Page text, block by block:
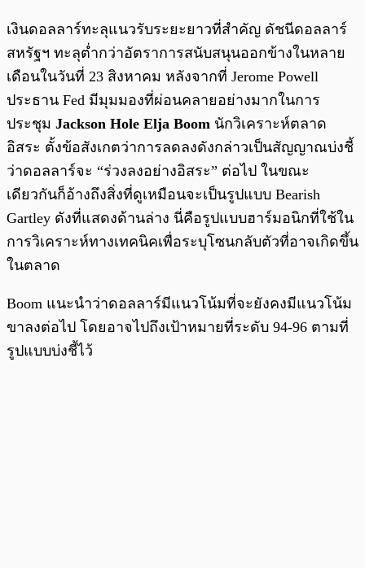
เงินดอลลาร์ทะลุแนวรับระยะยาวที่สำคัญ ดัชนีดอลลาร์
สหรัฐฯ ทะลุต่ำกว่าอัตราการสนับสนุนออกข้างในหลาย
เดือนในวันที่ 23 สิงหาคม หลังจากที่ Jerome Powell
ประธาน Fed มีมุมมองที่ผ่อนคลายอย่างมากในการ
ประชุม Jackson Hole Elja Boom นักวิเคราะห์ตลาด
อิสระ ตั้งข้อสังเกตว่าการลดลงดังกล่าวเป็นสัญญาณบ่งชี้
ว่าดอลลาร์จะ “ร่วงลงอย่างอิสระ” ต่อไป ในขณะ
เดียวกันก็อ้างถึงสิ่งที่ดูเหมือนจะเป็นรูปแบบ Bearish
Gartley ดังที่แสดงด้านล่าง นี่คือรูปแบบฮาร์มอนิกที่ใช้ใน
การวิเคราะห์ทางเทคนิคเพื่อระบุโซนกลับตัวที่อาจเกิดขึ้น
ในตลาด
Boom แนะนำว่าดอลลาร์มีแนวโน้มที่จะยังคงมีแนวโน้ม
ขาลงต่อไป โดยอาจไปถึงเป้าหมายที่ระดับ 94-96 ตามที่
รูปแบบบ่งชี้ไว้